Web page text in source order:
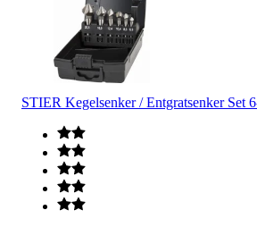
STIER Kegelsenker / Entgratsenker Set